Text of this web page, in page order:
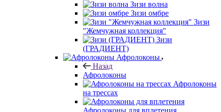
Зизи волна
Зизи омбре
Зизи
"Жемчужная коллекция"
Зизи
(ГРАДИЕНТ)
Афролоконы
Назад
Афролоконы
Афролоконы
на трессах
Афролоконы для вплетения